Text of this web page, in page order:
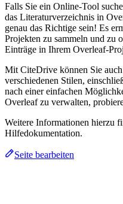
Falls Sie ein Online-Tool
das Literaturverzeichnis in
genau das Richtige sein! Es
Projekten zu sammeln und zu
Einträge in Ihrem Overleaf-
Mit CiteDrive können Sie
verschiedenen Stilen,
nach einer einfachen
Overleaf zu verwalten,
Weitere Informationen hierzu
Hilfedokumentation.
Seite bearbeiten